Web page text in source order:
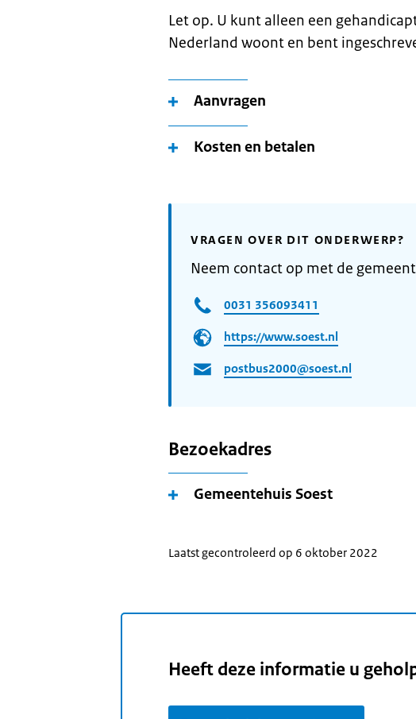
Let op. U kunt alleen een
Nederland woont en bent
Aanvragen
Kosten en betalen
VRAGEN OVER DIT ONDERWERP?
Neem contact op met de
0031 356093411
https://www.soest.nl
postbus2000@soest.nl
Bezoekadres
Gemeentehuis Soest
Laatst gecontroleerd op 6 oktober 2022
Heeft deze informatie u